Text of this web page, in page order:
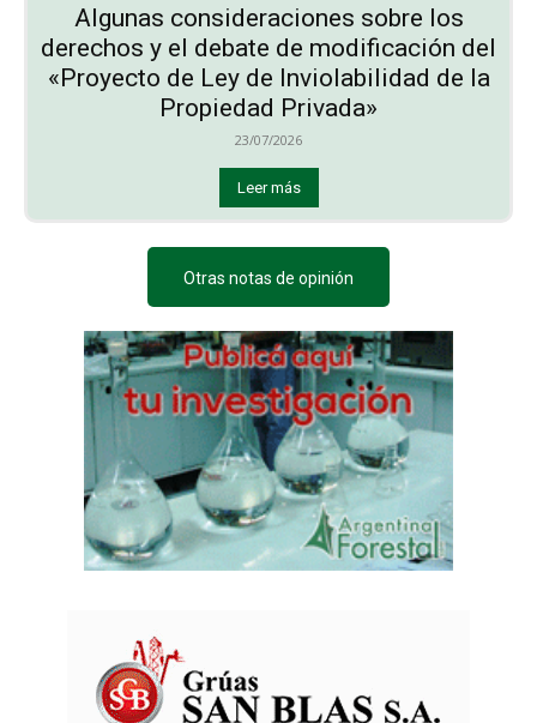
Algunas consideraciones sobre los
derechos y el debate de modificación del
«Proyecto de Ley de Inviolabilidad de la
Propiedad Privada»
23/07/2026
Leer más
Otras notas de opinión